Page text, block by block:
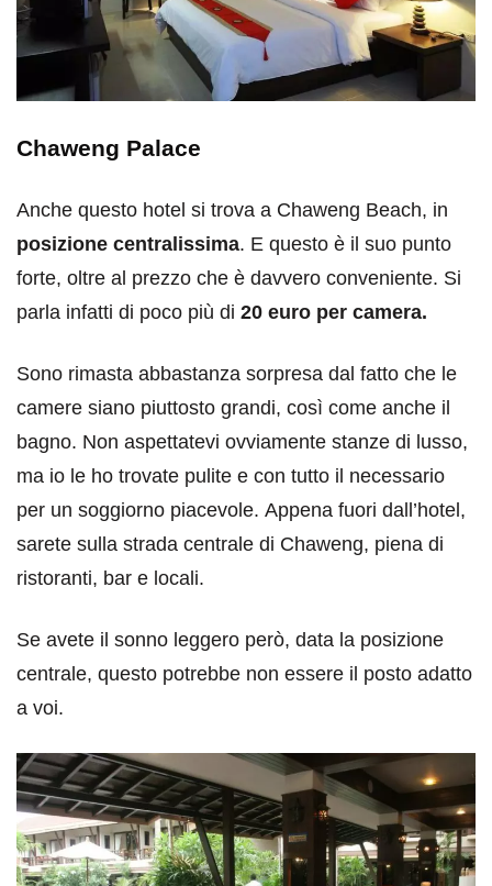
Chaweng Palace
Anche questo hotel si trova a Chaweng Beach, in
posizione centralissima. E questo è il suo punto
forte, oltre al prezzo che è davvero conveniente. Si
parla infatti di poco più di 20 euro per camera.
Sono rimasta abbastanza sorpresa dal fatto che le
camere siano piuttosto grandi, così come anche il
bagno. Non aspettatevi ovviamente stanze di lusso,
ma io le ho trovate pulite e con tutto il necessario
per un soggiorno piacevole. Appena fuori dall’hotel,
sarete sulla strada centrale di Chaweng, piena di
ristoranti, bar e locali.
Se avete il sonno leggero però, data la posizione
centrale, questo potrebbe non essere il posto adatto
a voi.